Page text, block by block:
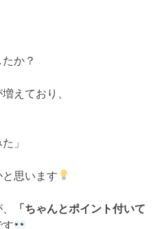
か？
えており、
」
思います
「ちゃんとポイント付いて
す